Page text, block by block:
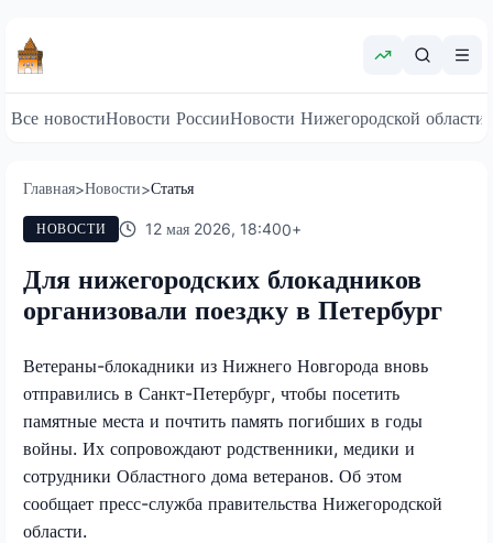
Все новостиНовости РоссииНовости Нижегородской области
Главная>Новости>Статья
НОВОСТИ 12 мая 2026, 18:400+
Для нижегородских блокадников
организовали поездку в Петербург
Ветераны-блокадники из Нижнего Новгорода вновь
отправились в Санкт-Петербург, чтобы посетить
памятные места и почтить память погибших в годы
войны. Их сопровождают родственники, медики и
сотрудники Областного дома ветеранов. Об этом
сообщает пресс-служба правительства Нижегородской
области.